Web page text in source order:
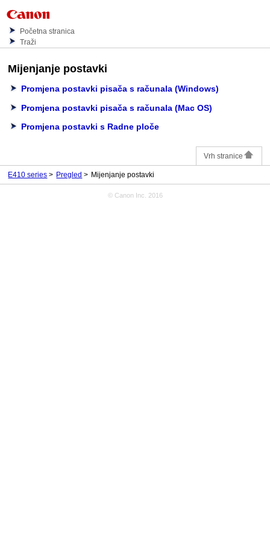
Početna stranica
Traži
Mijenjanje postavki
Promjena postavki pisača s računala (Windows)
Promjena postavki pisača s računala (Mac OS)
Promjena postavki s Radne ploče
Vrh stranice
E410 series Pregled Mijenjanje postavki
© Canon Inc. 2016